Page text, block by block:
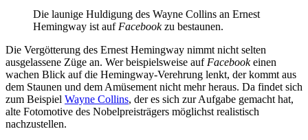
Die launige Huldigung des Wayne Collins an Ernest
Hemingway ist auf Facebookzu bestaunen.
Die Vergötterung des Ernest Hemingway nimmt nicht selten
ausgelassene Züge an. Wer beispielsweise auf Facebookeinen
wachen Blick auf die Hemingway-Verehrung lenkt, der kommt aus
dem Staunen und dem Amüsement nicht mehr heraus. Da findet sich
zum Beispiel Wayne Collins, der es sich zur Aufgabe gemacht hat,
alte Fotomotive des Nobelpreisträgers möglichst realistisch
nachzustellen.